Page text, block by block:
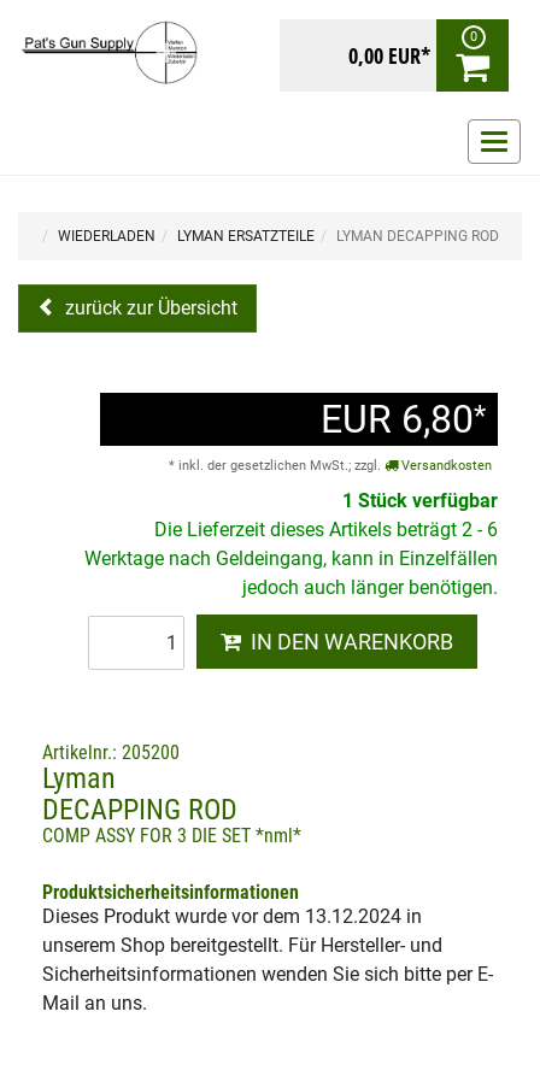
0,00 EUR*
0
ein-/
WIEDERLADEN LYMAN ERSATZTEILE LYMAN DECAPPING ROD
zurück zur Übersicht
EUR 6,80*
* inkl. der gesetzlichen MwSt.; zzgl. Versandkosten
1 Stück verfügbar
Die Lieferzeit dieses Artikels beträgt 2 - 6
Werktage nach Geldeingang, kann in Einzelfällen
jedoch auch länger benötigen.
IN DEN WARENKORB
Artikelnr.: 205200
Lyman
DECAPPING ROD
COMP ASSY FOR 3 DIE SET *nml*
Produktsicherheitsinformationen
Dieses Produkt wurde vor dem 13.12.2024 in
unserem Shop bereitgestellt. Für Hersteller- und
Sicherheitsinformationen wenden Sie sich bitte per E-
Mail an uns.